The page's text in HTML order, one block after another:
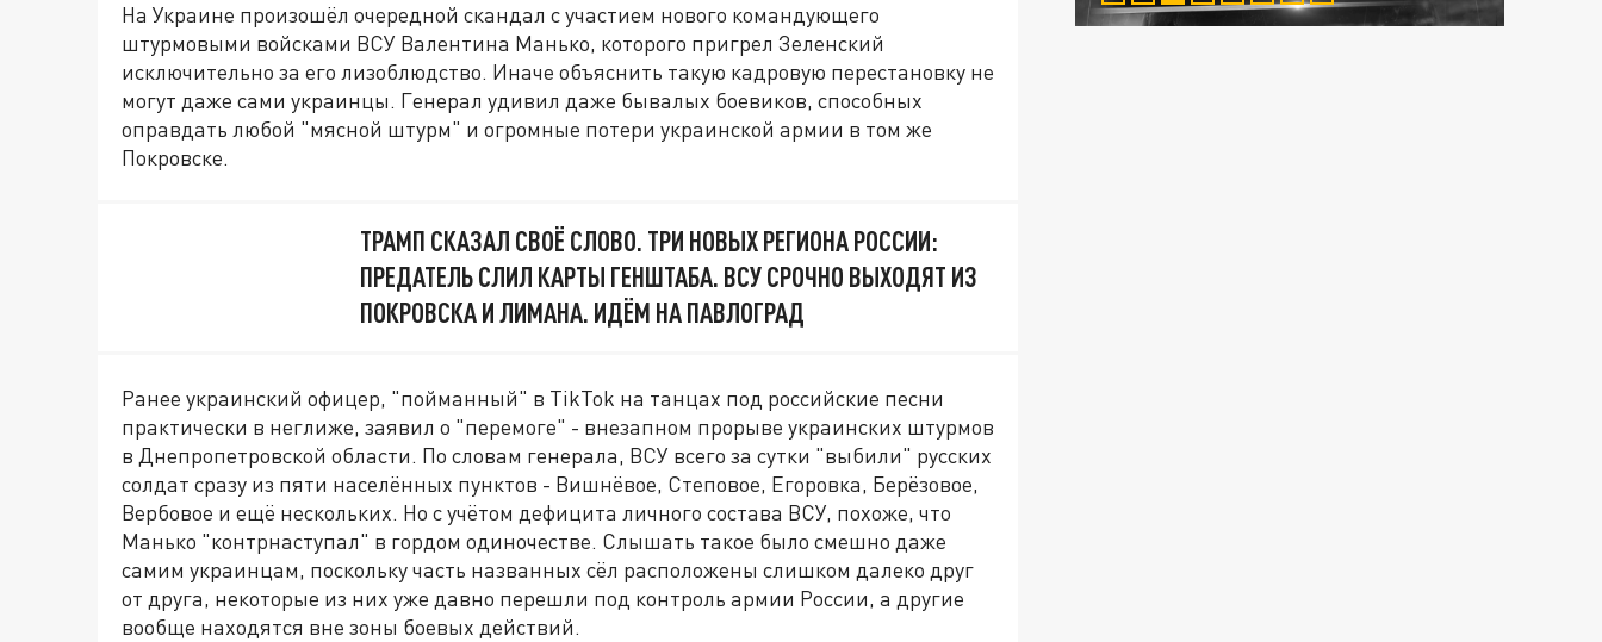
На Украине произошёл очередной скандал с участием нового командующего
штурмовыми войсками ВСУ Валентина Манько, которого пригрел Зеленский
исключительно за его лизоблюдство. Иначе объяснить такую кадровую перестановку не
могут даже сами украинцы. Генерал удивил даже бывалых боевиков, способных
оправдать любой "мясной штурм" и огромные потери украинской армии в том же
Покровске.
ТРАМП СКАЗАЛ СВОЁ СЛОВО. ТРИ НОВЫХ РЕГИОНА РОССИИ:
ПРЕДАТЕЛЬ СЛИЛ КАРТЫ ГЕНШТАБА. ВСУ СРОЧНО ВЫХОДЯТ ИЗ
ПОКРОВСКА И ЛИМАНА. ИДЁМ НА ПАВЛОГРАД
Ранее украинский офицер, "пойманный" в TikTok на танцах под российские песни
практически в неглиже, заявил о "перемоге" - внезапном прорыве украинских штурмов
в Днепропетровской области. По словам генерала, ВСУ всего за сутки "выбили" русских
солдат сразу из пяти населённых пунктов - Вишнёвое, Степовое, Егоровка, Берёзовое,
Вербовое и ещё нескольких. Но с учётом дефицита личного состава ВСУ, похоже, что
Манько "контрнаступал" в гордом одиночестве. Слышать такое было смешно даже
самим украинцам, поскольку часть названных сёл расположены слишком далеко друг
от друга, некоторые из них уже давно перешли под контроль армии России, а другие
вообще находятся вне зоны боевых действий.